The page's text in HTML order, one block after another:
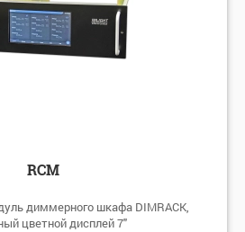
RCM
диммерного шкафа DIMRACK,
цветной дисплей 7"